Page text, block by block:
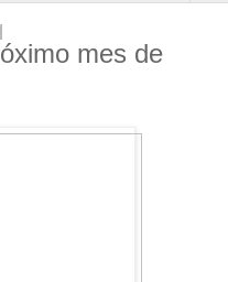
mes de